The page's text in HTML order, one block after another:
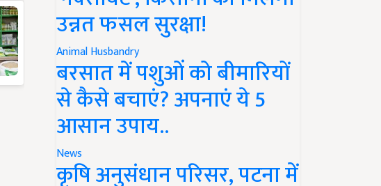
उन्नत फसल सुरक्षा!
Animal Husbandry
बरसात में पशुओं को बीमारियों
से कैसे बचाएं? अपनाएं ये 5
आसान उपाय..
News
कृषि अनुसंधान परिसर, पटना में